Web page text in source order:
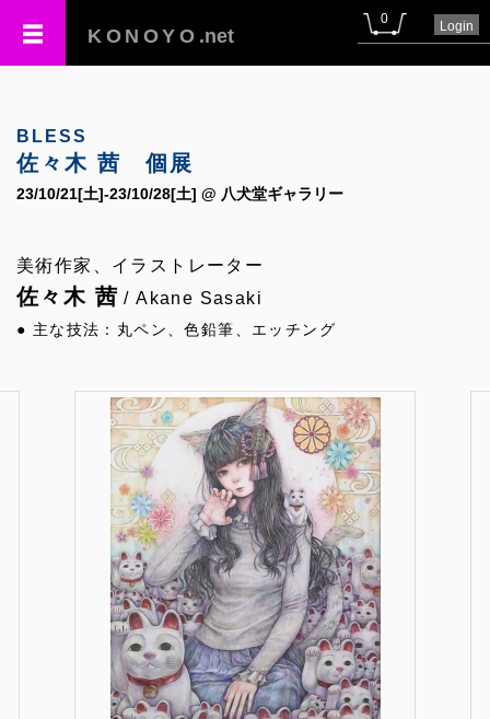
KONOYO .net
0 Login
BLESS
佐々木 茜 個展
23/10/21[土]-23/10/28[土] @ 八犬堂ギャラリー
美術作家、イラストレーター
佐々木 茜 / Akane Sasaki
● 主な技法：丸ペン、色鉛筆、エッチング